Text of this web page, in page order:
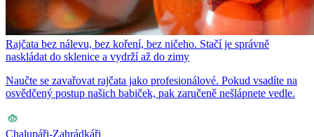
Rajčata bez nálevu, bez koření, bez ničeho. Stačí je správně
naskládat do sklenice a vydrží až do zimy
Naučte se zavařovat rajčata jako profesionálové. Pokud vsadíte na
osvědčený postup našich babiček, pak zaručeně nešlápnete vedle.
Chalupáři-Zahrádkáři